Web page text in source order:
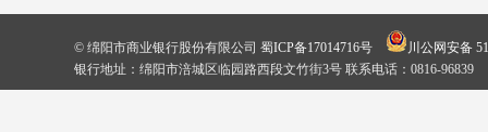
© 绵阳市商业银行股份有限公司 蜀ICP备17014716号
川公网安备
银行地址：绵阳市涪城区临园路西段文竹街3号 联系电话：0816-96839